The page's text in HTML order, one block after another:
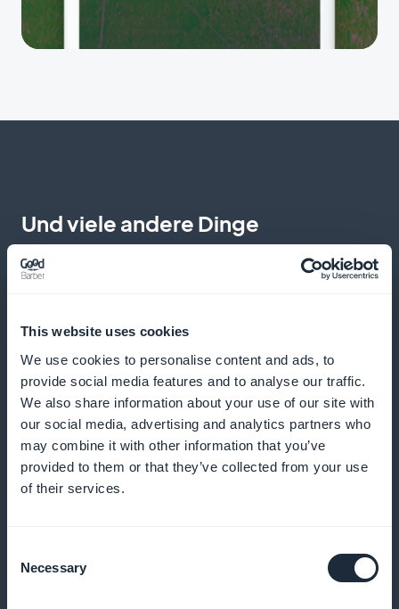
This website uses cookies
We use cookies to personalise content and ads, to
provide social media features and to analyse our traffic.
We also share information about your use of our site with
our social media, advertising and analytics partners who
may combine it with other information that you’ve
provided to them or that they’ve collected from your use
of their services.
Selection
Necessary
Und viele andere Dinge
Detaillierte Analyse der Nutzeraktivitäten
Visualisieren Sie das Engagement und passen Sie
Ihre Angebote an, um den Bedürfnissen von
Wanderern und Radfahrern besser gerecht zu werden
Promotionen, die schon bei der